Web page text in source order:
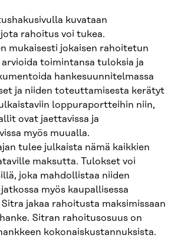
kuvataan
rahoitus voi tukea.
mukaisesti jokaisen rahoitetun
toimintansa tuloksia ja
hankesuunnitelmassa
ja niiden toteuttamisesta kerätyt
loppuraportteihin niin,
ovat jaettavissa ja
myös muualla.
tulee julkaista nämä kaikkien
maksutta. Tulokset voi
joka mahdollistaa niiden
myös kaupallisessa
jakaa rahoitusta maksimissaan
Sitran rahoitusosuus on
kokonaiskustannuksista.